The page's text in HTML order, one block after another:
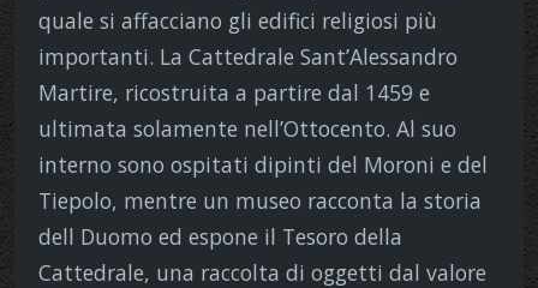
quale si affacciano gli edifici religiosi più
importanti. La Cattedrale Sant’Alessandro
Martire, ricostruita a partire dal 1459 e
ultimata solamente nell’Ottocento. Al suo
interno sono ospitati dipinti del Moroni e del
Tiepolo, mentre un museo racconta la storia
dell Duomo ed espone il Tesoro della
Cattedrale, una raccolta di oggetti dal valore